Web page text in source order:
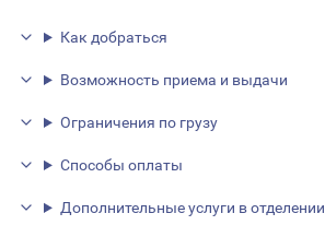
Как добраться
Возможность приема и выдачи
Ограничения по грузу
Способы оплаты
Дополнительные услуги в отделении